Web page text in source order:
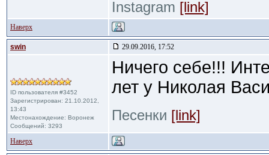
Instagram [link]
Наверх
swin 29.09.2016, 17:52
ID пользователя #3452
Зарегистрирован: 21.10.2012,
13:43
Местонахождение: Воронеж
Сообщений: 3293
Ничего себе!!!
лет у Николая
Песенки [link]
Наверх